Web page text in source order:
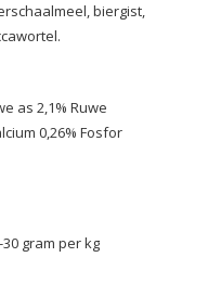
biergist,
as 2,1% Ruwe
0,26% Fosfor
gram per kg